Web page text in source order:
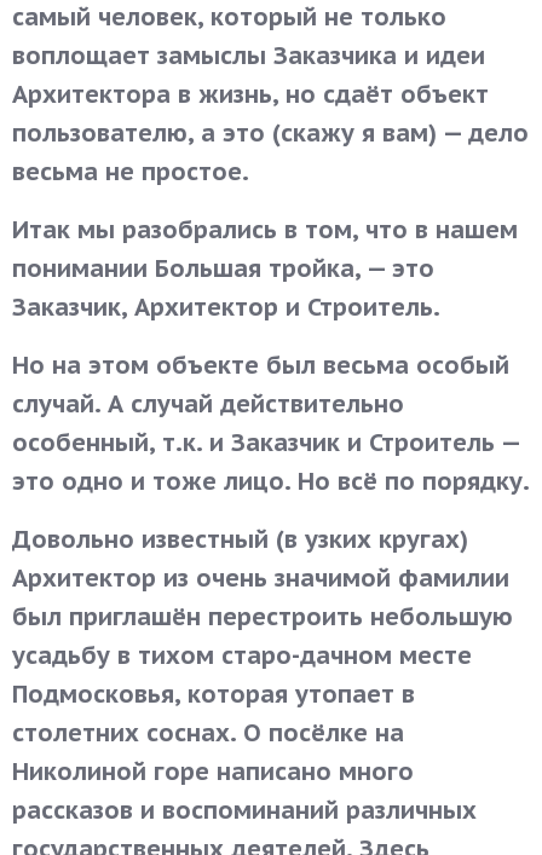
самый человек, который не только
воплощает замыслы Заказчика и идеи
Архитектора в жизнь, но сдаёт объект
пользователю, а это (скажу я вам) — дело
весьма не простое.
Итак мы разобрались в том, что в нашем
понимании Большая тройка, — это
Заказчик, Архитектор и Строитель.
Но на этом объекте был весьма особый
случай. А случай действительно
особенный, т.к. и Заказчик и Строитель —
это одно и тоже лицо. Но всё по порядку.
Довольно известный (в узких кругах)
Архитектор из очень значимой фамилии
был приглашён перестроить небольшую
усадьбу в тихом старо-дачном месте
Подмосковья, которая утопает в
столетних соснах. О посёлке на
Николиной горе написано много
рассказов и воспоминаний различных